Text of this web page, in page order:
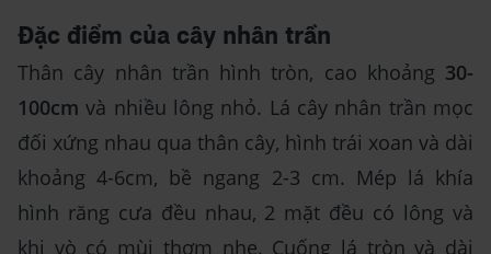
Đặc điểm của cây nhân trần
Thân cây nhân trần hình tròn, cao khoảng 30-
100cm và nhiều lông nhỏ. Lá cây nhân trần mọc
đối xứng nhau qua thân cây, hình trái xoan và dài
khoảng 4-6cm, bề ngang 2-3 cm. Mép lá khía
hình răng cưa đều nhau, 2 mặt đều có lông và
khi vò có mùi thơm nhẹ. Cuống lá tròn và dài